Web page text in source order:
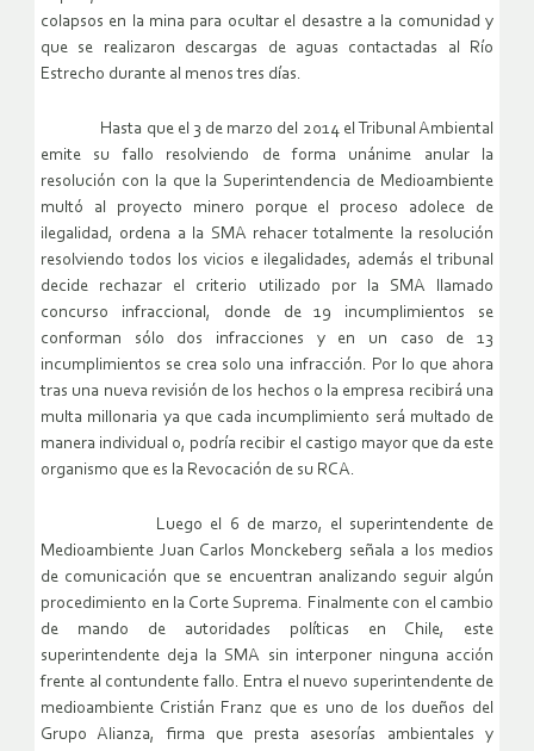
colapsos en la mina para ocultar el desastre a la comunidad y
que se realizaron descargas de aguas contactadas al Río
Estrecho durante al menos tres días.
Hasta que el 3 de marzo del 2014 el Tribunal Ambiental
emite su fallo resolviendo de forma unánime anular la
resolución con la que la Superintendencia de Medioambiente
multó al proyecto minero porque el proceso adolece de
ilegalidad, ordena a la SMA rehacer totalmente la resolución
resolviendo todos los vicios e ilegalidades, además el tribunal
decide rechazar el criterio utilizado por la SMA llamado
concurso infraccional, donde de 19 incumplimientos se
conforman sólo dos infracciones y en un caso de 13
incumplimientos se crea solo una infracción. Por lo que ahora
tras una nueva revisión de los hechos o la empresa recibirá una
multa millonaria ya que cada incumplimiento será multado de
manera individual o, podría recibir el castigo mayor que da este
organismo que es la Revocación de su RCA.
Luego el 6 de marzo, el superintendente de
Medioambiente Juan Carlos Monckeberg señala a los medios
de comunicación que se encuentran analizando seguir algún
procedimiento en la Corte Suprema. Finalmente con el cambio
de mando de autoridades políticas en Chile, este
superintendente deja la SMA sin interponer ninguna acción
frente al contundente fallo. Entra el nuevo superintendente de
medioambiente Cristián Franz que es uno de los dueños del
Grupo Alianza, firma que presta asesorías ambientales y